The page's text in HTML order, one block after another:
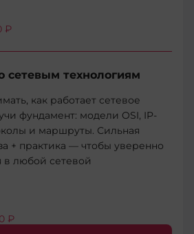
₽
сетевым технологиям
как работает сетевое
фундамент: модели OSI, IP-
и маршруты. Сильная
+ практика — чтобы уверенно
в любой сетевой
₽